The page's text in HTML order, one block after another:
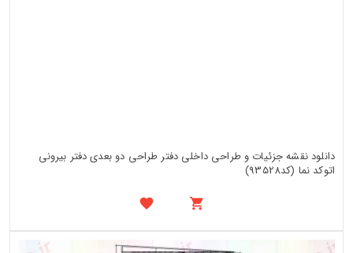
دانلود نقشه جزئیات و طراحی داخلی دفتر طراحی دو بعدی دفتر بیرونی
اتوکد نما (کد93528)